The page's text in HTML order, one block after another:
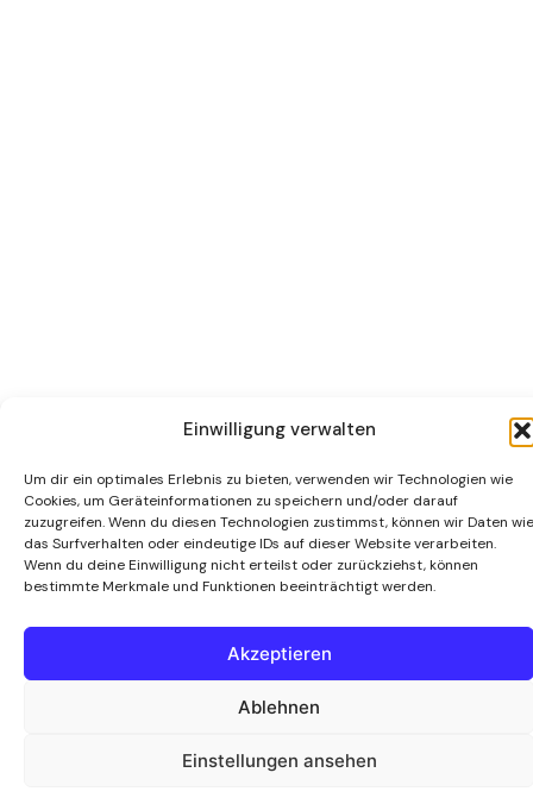
Einwilligung verwalten
Um dir ein optimales Erlebnis zu bieten, verwenden wir Technologien wie
Cookies, um Geräteinformationen zu speichern und/oder darauf
zuzugreifen. Wenn du diesen Technologien zustimmst, können wir Daten wie
das Surfverhalten oder eindeutige IDs auf dieser Website verarbeiten.
Wenn du deine Einwilligung nicht erteilst oder zurückziehst, können
bestimmte Merkmale und Funktionen beeinträchtigt werden.
Akzeptieren
Ablehnen
Einstellungen ansehen